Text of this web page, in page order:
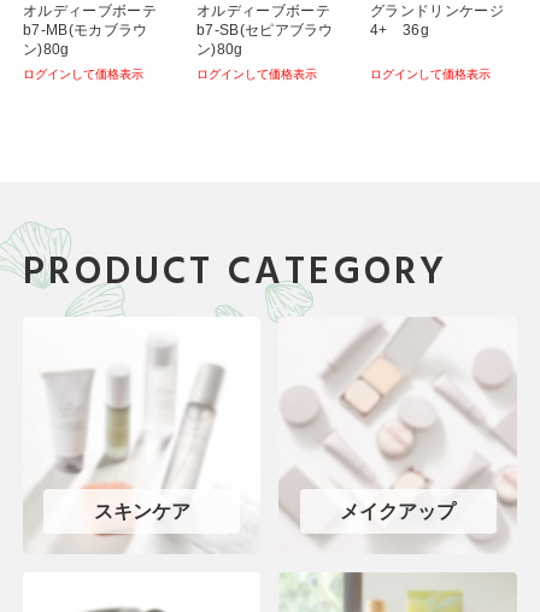
オルディーブボーテ
b7-MB(モカブラウ
ン)80g
ログインして価格表示
オルディーブボーテ
b7-SB(セピアブラウ
ン)80g
ログインして価格表示
グランドリンケージ
4+ 36g
ログインして価格表示
PRODUCT CATEGORY
スキンケア メイクアップ